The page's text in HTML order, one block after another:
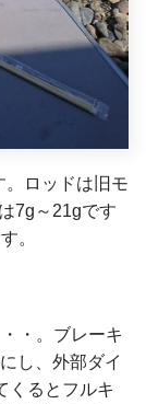
。ロッドは旧モ
7g～21gです
。
・。ブレーキ
し、外部ダイ
くるとフルキ